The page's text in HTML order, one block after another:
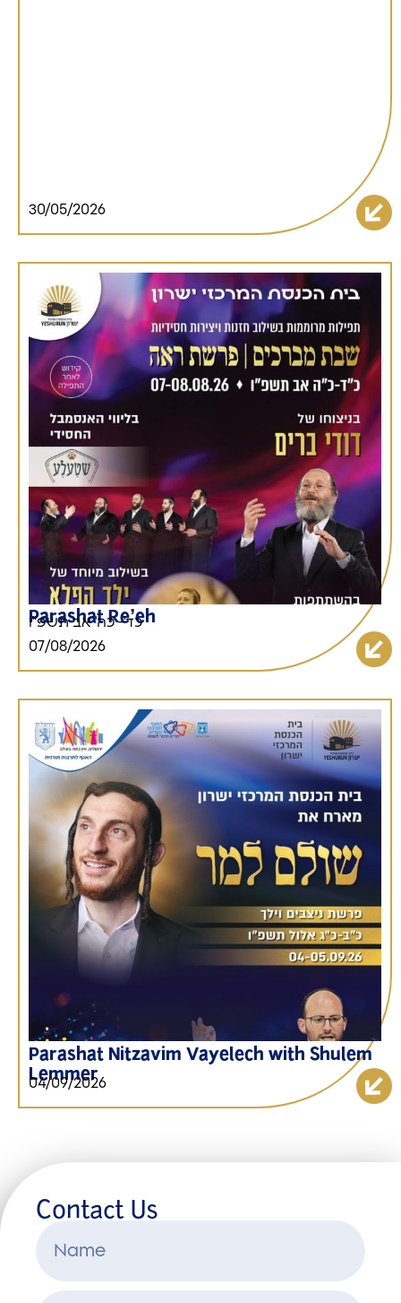
30/05/2026
Parashat Re’eh
כד'- כה' אב תשפ"ו
07/08/2026
Parashat Nitzavim Vayelech with Shulem
Lemmer
04/09/2026
Contact Us